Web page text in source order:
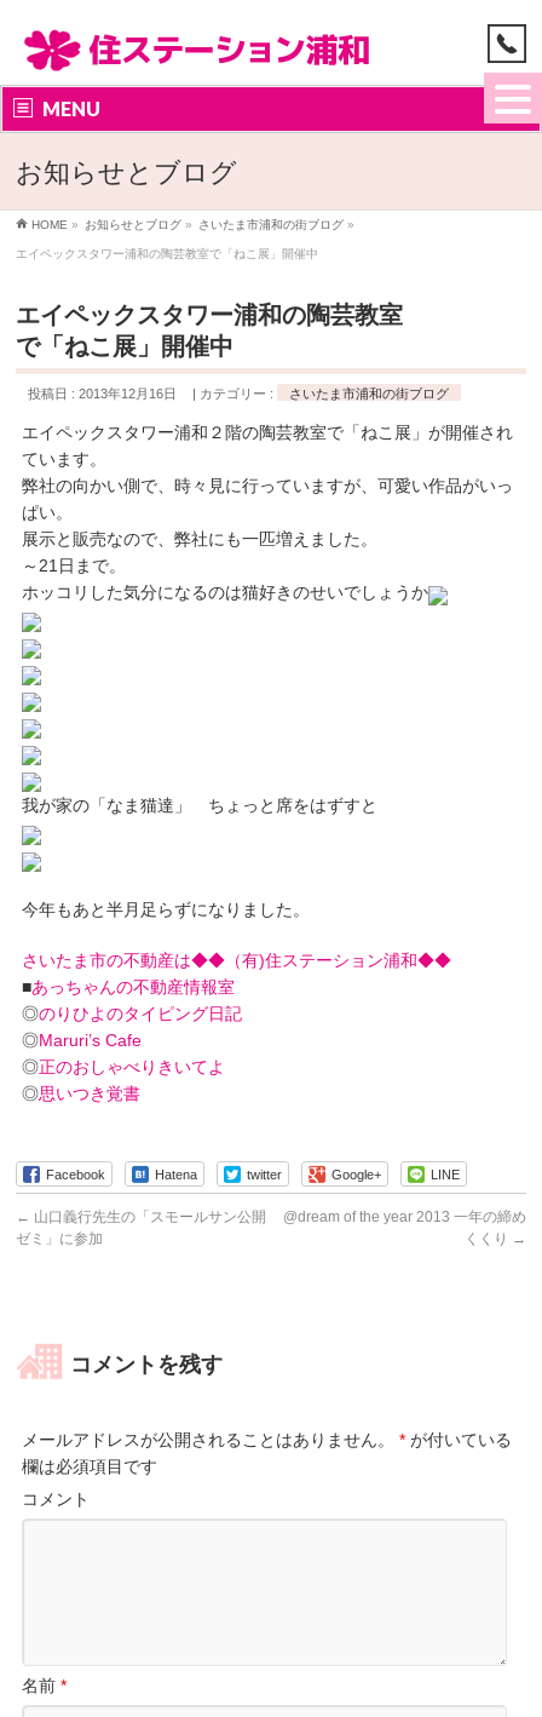
MENU
お知らせとブログ
HOME » お知らせとブログ » さいたま市浦和の街ブログ »
エイペックスタワー浦和の陶芸教室で「ねこ展」開催中
エイペックスタワー浦和の陶芸教室
で「ねこ展」開催中
投稿日 : 2013年12月16日 カテゴリー : さいたま市浦和の街ブログ
エイペックスタワー浦和２階の陶芸教室で「ねこ展」が開催され
ています。
弊社の向かい側で、時々見に行っていますが、可愛い作品がいっ
ぱい。
展示と販売なので、弊社にも一匹増えました。
～21日まで。
ホッコリした気分になるのは猫好きのせいでしょうか
我が家の「なま猫達」 ちょっと席をはずすと
今年もあと半月足らずになりました。
さいたま市の不動産は◆◆（有)住ステーション浦和◆◆
■あっちゃんの不動産情報室
◎のりひよのタイピング日記
◎Maruri’s Cafe
◎正のおしゃべりきいてよ
◎思いつき覚書
Facebook Hatena twitter Google+ LINE
← 山口義行先生の「スモールサン公開
ゼミ」に参加
@dream of the year 2013 一年の締め
くくり →
コメントを残す
メールアドレスが公開されることはありません。 * が付いている
欄は必須項目です
コメント
名前*